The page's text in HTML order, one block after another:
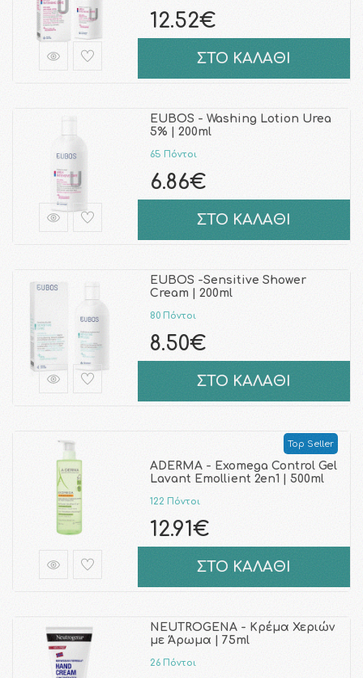
12.52€
ΣΤΟ ΚΑΛΑΘΙ
EUBOS - Washing Lotion Urea
5% | 200ml
65 Πόντοι
6.86€
ΣΤΟ ΚΑΛΑΘΙ
EUBOS -Sensitive Shower
Cream | 200ml
80 Πόντοι
8.50€
ΣΤΟ ΚΑΛΑΘΙ
Top Seller
ADERMA - Exomega Control Gel
Lavant Emollient 2en1 | 500ml
122 Πόντοι
12.91€
ΣΤΟ ΚΑΛΑΘΙ
NEUTROGENA - Κρέμα Χεριών
με Άρωμα | 75ml
26 Πόντοι